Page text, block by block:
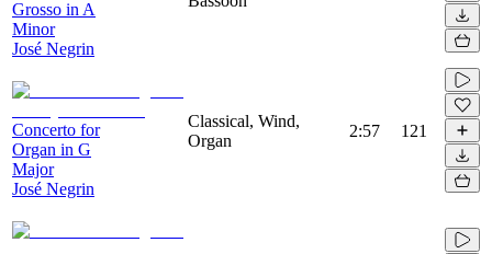
Grosso in A
Minor
José Negrin
Concerto for
Organ in G
Major
José Negrin
Classical, Wind,
Organ
2:57 121